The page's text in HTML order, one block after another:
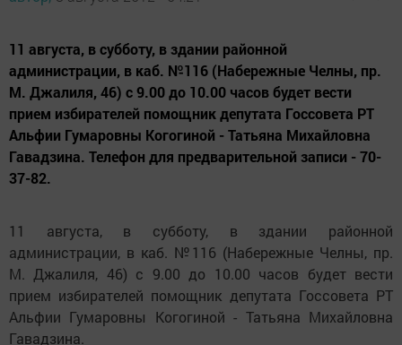
11 августа, в субботу, в здании районной
администрации, в каб. №116 (Набережные Челны, пр.
М. Джалиля, 46) с 9.00 до 10.00 часов будет вести
прием избирателей помощник депутата Госсовета РТ
Альфии Гумаровны Когогиной - Татьяна Михайловна
Гавадзина. Телефон для предварительной записи - 70-
37-82.
11 августа, в субботу, в здании районной
администрации, в каб. №116 (Набережные Челны, пр.
М. Джалиля, 46) с 9.00 до 10.00 часов будет вести
прием избирателей помощник депутата Госсовета РТ
Альфии Гумаровны Когогиной - Татьяна Михайловна
Гавадзина.